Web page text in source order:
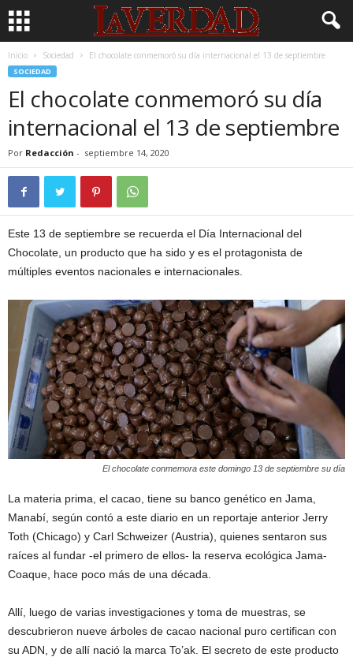
Inicio Sociedad El chocolate conmemoró su día internacional el 13 de septiembre
SOCIEDAD
El chocolate conmemoró su día
internacional el 13 de septiembre
Por Redacción - septiembre 14, 2020
Este 13 de septiembre se recuerda el Día Internacional del
Chocolate, un producto que ha sido y es el protagonista de
múltiples eventos nacionales e internacionales.
El chocolate conmemora este domingo 13 de septiembre su día
La materia prima, el cacao, tiene su banco genético en Jama,
Manabí, según contó a este diario en un reportaje anterior Jerry
Toth (Chicago) y Carl Schweizer (Austria), quienes sentaron sus
raíces al fundar -el primero de ellos- la reserva ecológica Jama-
Coaque, hace poco más de una década.
Allí, luego de varias investigaciones y toma de muestras, se
descubrieron nueve árboles de cacao nacional puro certifican con
su ADN, y de allí nació la marca To’ak. El secreto de este producto